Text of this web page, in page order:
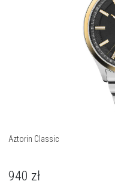
Aztorin Classic
940 zł